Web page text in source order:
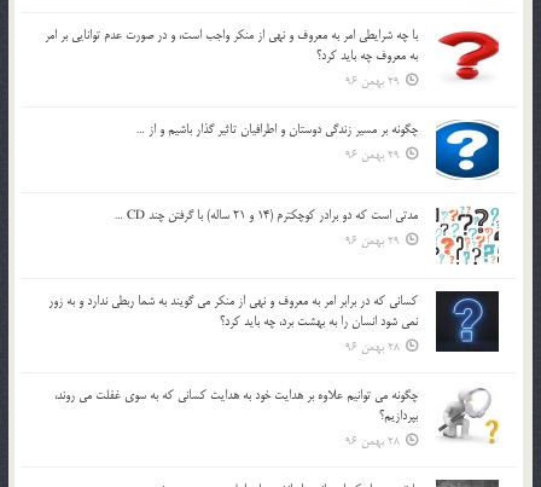
با چه شرايطي امر به معروف و نهي از منکر واجب است، و در صورت عدم توانايي بر امر
به معروف چه بايد کرد؟
29 بهمن 96
چگونه بر مسير زندگي دوستان و اطرافيان تاثير گذار باشيم و از …
29 بهمن 96
مدتي است كه دو برادر كوچكترم (14 و 21 ساله) با گرفتن چند CD …
29 بهمن 96
كساني كه در برابر امر به معروف و نهي از منكر مي گويند به شما ربطي ندارد و به زور
نمي شود انسان را به بهشت برد، چه بايد كرد؟
28 بهمن 96
چگونه مي توانيم علاوه بر هدايت خود به هدايت كساني كه به سوي غفلت مي روند،
بپردازيم؟
28 بهمن 96